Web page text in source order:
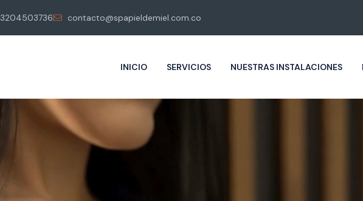
3204503736 contacto@spapieldemiel.com.co
INICIO SERVICIOS NUESTRAS INSTALACIONES